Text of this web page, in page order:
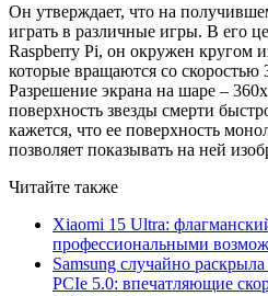
Он утверждает, что на
играть в различные игры. В его
Raspberry Pi, он окружен кругом
которые вращаются со скоростью
Разрешение экрана на шаре –
поверхность звезды смерти
кажется, что ее поверхность
позволяет показывать на ней
Читайте также
Xiaomi 15 Ultra:
профессиональными
Samsung случайно
PCIe 5.0: впечатляющие